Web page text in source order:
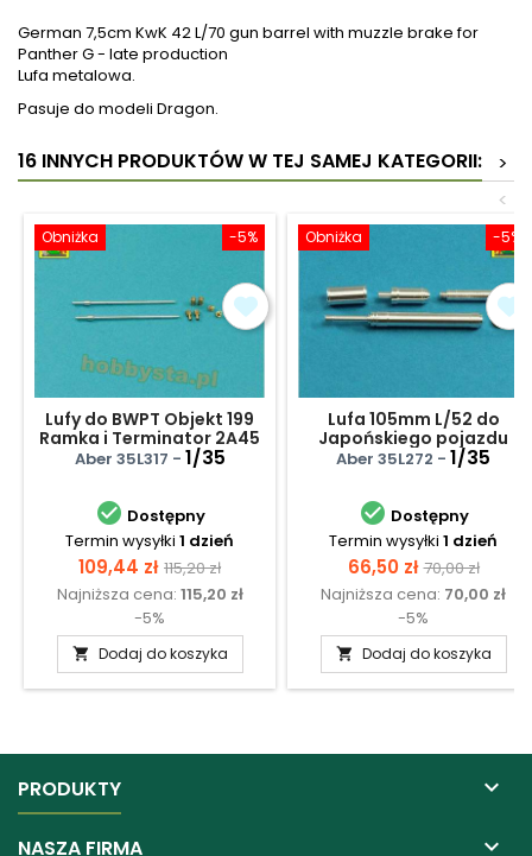
German 7,5cm KwK 42 L/70 gun barrel with muzzle brake for
Panther G - late production
Lufa metalowa.
Pasuje do modeli Dragon.
16 INNYCH PRODUKTÓW W TEJ SAMEJ KATEGORII:
>
<
-5%
Obniżka
Lufy do BWPT Objekt 199
Ramka i Terminator 2A45
mm AGS-17 30mm
Aber 35L317 - 1/35
 Dostępny
Termin wysyłki 1 dzień
Cena
109,44 zł Cena
podstawowa
115,20 zł
Najniższa cena: 115,20 zł
-5%
 Dodaj do koszyka
-5%
Obniżka
Lufa 105mm L/52 do
Japońskiego pojazdu
Type 16 MCV
Aber 35L272 - 1/35
 Dostępny
Termin wysyłki 1 dzień
Cena
66,50 zł Cena
70,00 zł
Najniższa cena: 70,00 zł
-5%
 Dodaj do koszyka
PRODUKTY 
NASZA FIRMA 